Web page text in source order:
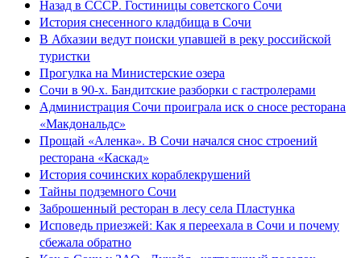
Назад в СССР. Гостиницы советского Сочи
История снесенного кладбища в Сочи
В Абхазии ведут поиски упавшей в реку российской
туристки
Прогулка на Министерские озера
Сочи в 90-х. Бандитские разборки с гастролерами
Администрация Сочи проиграла иск о сносе ресторана
«Макдональдс»
Прощай «Аленка». В Сочи начался снос строений
ресторана «Каскад»
История сочинских кораблекрушений
Тайны подземного Сочи
Заброшенный ресторан в лесу села Пластунка
Исповедь приезжей: Как я переехала в Сочи и почему
сбежала обратно